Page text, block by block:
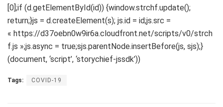
[0];if (d.getElementById(id)) {window.strchf.update();
return;}js = d.createElement(s); js.id = id;js.src =
« https://d37oebn0w9ir6a.cloudfront.net/scripts/v0/strch
f.js »;js.async = true;sjs.parentNode.insertBefore(js, sjs);}
(document, ‘script’, ‘storychief-jssdk’))
Tags: COVID-19